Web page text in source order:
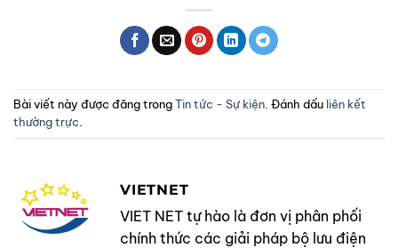
Bài viết này được đăng trongTin tức - Sự kiện . Đánh dấu liên kết
thường trực
VIETNET
VIET NET tự hào là đơn vị phân phối
chính thức các giải pháp bộ lưu điện